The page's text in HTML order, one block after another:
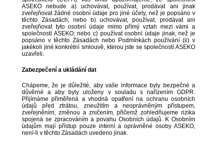
ASEKO nebude a) uchovávat, používat, prodávat ani jinak
zveřejňovat žádné osobní údaje pro jiné účely, než je popsáno v
těchto Zásadách; nebo b) uchovávat, používat, prodávat ani
zveřejňovat tyto osobní údaje mimo přímý vztah mezi vámi a
společností ASEKO; nebo c) používat osobní údaje jinak, než je
popsáno v těchto Zásadách nebo Podmínkách používání (ii) v
jakékoli jiné konkrétní smlouvě, kterou jste se společností ASEKO
uzavřeli.
Zabezpečení a ukládání dat
Chápeme, že je důležité, aby vaše informace byly bezpečné a
důvěrné a aby byly uloženy v souladu s nařízením GDPR.
Přijímáme přiměřená a vhodná opatření na ochranu osobních
údajů před ztrátou, zneužitím a neoprávněným přístupem,
zveřejněním, změnou a zničením, přičemž zohledňujeme rizika
spojená se zpracováním a povahu Osobních údajů. K Osobním
údajům mají přístup pouze interní a oprávněné osoby ASEKO,
není-li v těchto Zásadách uvedeno jinak.